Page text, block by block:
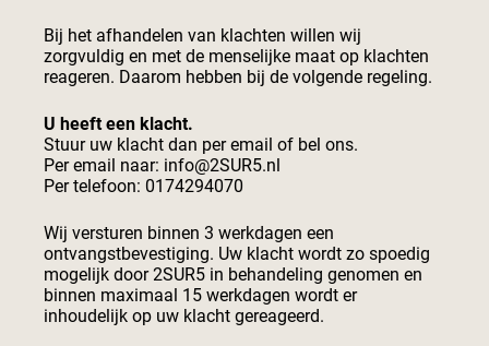
Bij het afhandelen van klachten willen wij
zorgvuldig en met de menselijke maat op klachten
reageren. Daarom hebben bij de volgende regeling.
U heeft een klacht.
Stuur uw klacht dan per email of bel ons.
Per email naar: info@2SUR5.nl
Per telefoon: 0174294070
Wij versturen binnen 3 werkdagen een
ontvangstbevestiging. Uw klacht wordt zo spoedig
mogelijk door 2SUR5 in behandeling genomen en
binnen maximaal 15 werkdagen wordt er
inhoudelijk op uw klacht gereageerd.